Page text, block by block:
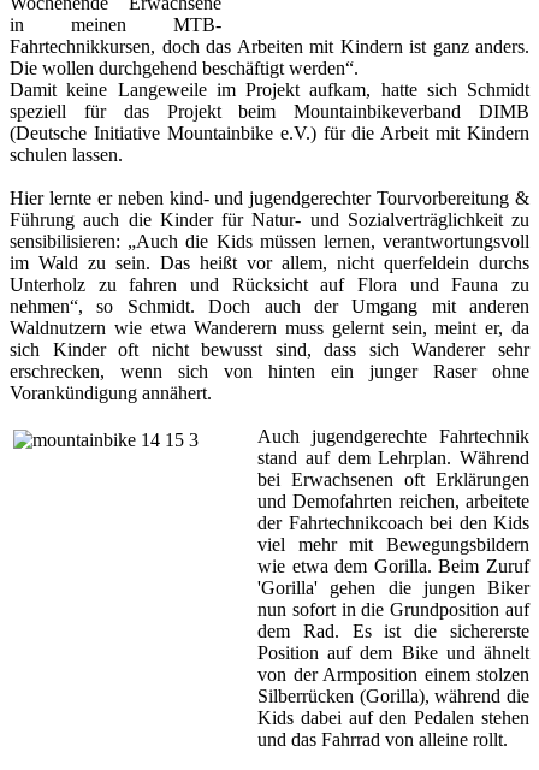
in meinen MTB-
Fahrtechnikkursen, doch das Arbeiten mit Kindern ist ganz anders.
Die wollen durchgehend beschäftigt werden“.
Damit keine Langeweile im Projekt aufkam, hatte sich Schmidt
speziell für das Projekt beim Mountainbikeverband DIMB
(Deutsche Initiative Mountainbike e.V.) für die Arbeit mit Kindern
schulen lassen.
Hier lernte er neben kind- und jugendgerechter Tourvorbereitung &
Führung auch die Kinder für Natur- und Sozialverträglichkeit zu
sensibilisieren: „Auch die Kids müssen lernen, verantwortungsvoll
im Wald zu sein. Das heißt vor allem, nicht querfeldein durchs
Unterholz zu fahren und Rücksicht auf Flora und Fauna zu
nehmen“, so Schmidt. Doch auch der Umgang mit anderen
Waldnutzern wie etwa Wanderern muss gelernt sein, meint er, da
sich Kinder oft nicht bewusst sind, dass sich Wanderer sehr
erschrecken, wenn sich von hinten ein junger Raser ohne
Vorankündigung annähert.
Auch jugendgerechte Fahrtechnik
stand auf dem Lehrplan. Während
bei Erwachsenen oft Erklärungen
und Demofahrten reichen, arbeitete
der Fahrtechnikcoach bei den Kids
viel mehr mit Bewegungsbildern
wie etwa dem Gorilla. Beim Zuruf
'Gorilla' gehen die jungen Biker
nun sofort in die Grundposition auf
dem Rad. Es ist die sichererste
Position auf dem Bike und ähnelt
von der Armposition einem stolzen
Silberrücken (Gorilla), während die
Kids dabei auf den Pedalen stehen
und das Fahrrad von alleine rollt.